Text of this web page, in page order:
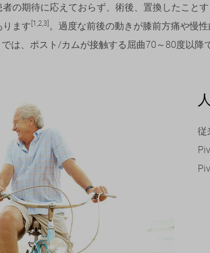
の期待に応えておらず、術後、置換したこと
ます[1,2,3]。過度な前後の動きが膝前方痛や慢
では、ポスト/カムが接触する屈曲70～80度以降
従